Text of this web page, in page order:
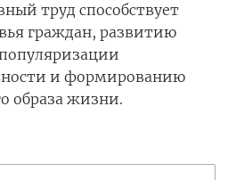
труд способствует
граждан, развитию
и формированию
образа жизни.